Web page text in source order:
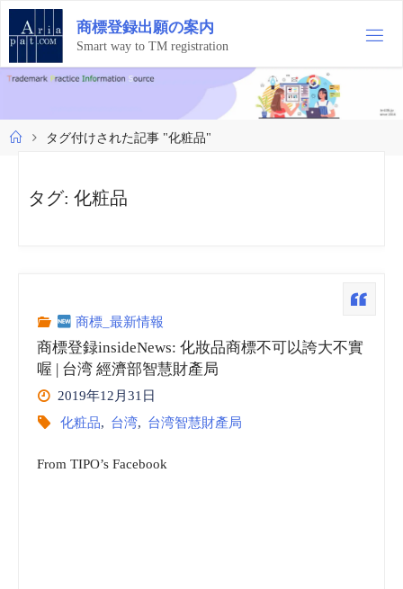
コ
テ
ン
ツ
ス
キ
商標登録出願の案内
Smart way to TM registration
ホ
タグ付けされた記事 "化粧品"
タグ:化粧品
商標_最新情報
商標登録insideNews: 化妝品商標不可以誇大不實
喔 | 台湾 經濟部智慧財產局
2019年12月31日
化粧品, 台湾, 台湾智慧財產局
From TIPO’s Facebook